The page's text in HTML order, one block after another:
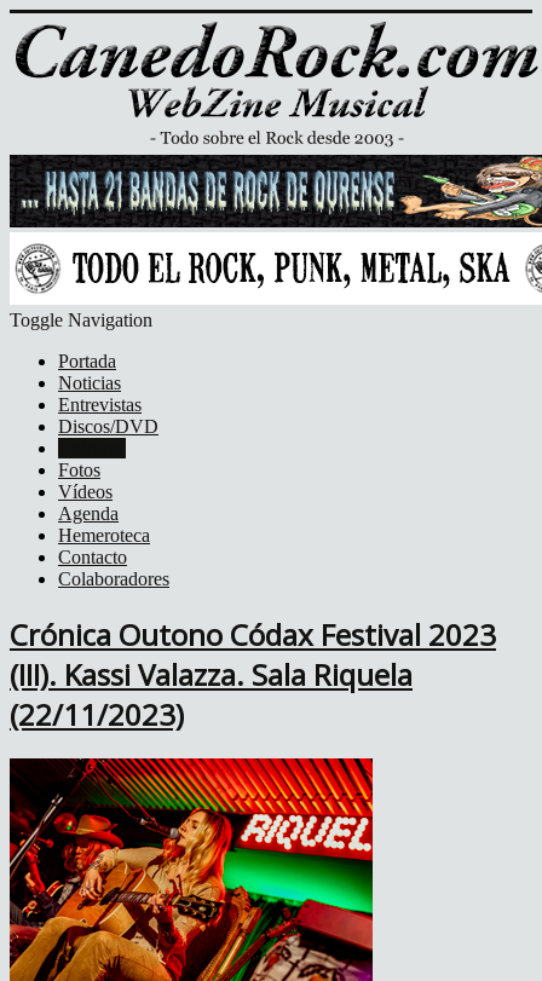
Toggle Navigation
Portada
Noticias
Entrevistas
Discos/DVD
Fotos
Vídeos
Agenda
Hemeroteca
Contacto
Colaboradores
Crónica Outono Códax Festival 2023
(III). Kassi Valazza. Sala Riquela
(22/11/2023)